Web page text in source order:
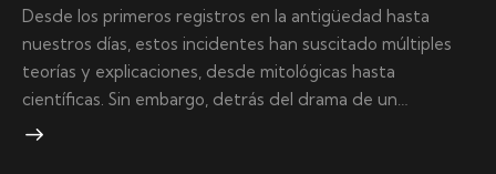
Desde los primeros registros en la antigüedad hasta
nuestros días, estos incidentes han suscitado múltiples
teorías y explicaciones, desde mitológicas hasta
científicas. Sin embargo, detrás del drama de un…